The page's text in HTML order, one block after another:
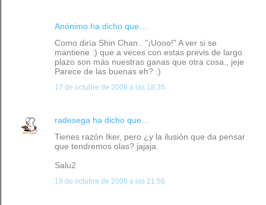
Anónimo ha dicho que…
Como diría Shin Chan.. "¡Uooo!" A ver si se
mantiene :) que a veces con estas previs de largo
plazo son más nuestras ganas que otra cosa., jeje
Parece de las buenas eh? :)
17 de octubre de 2008 a las 18:35
radesega ha dicho que…
Tienes razón Iker, pero ¿y la ilusión que da pensar
que tendremos olas? jajaja.
Salu2
18 de octubre de 2008 a las 21:56